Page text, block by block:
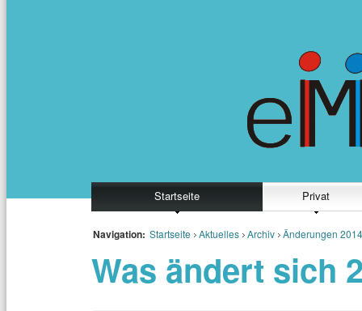
Startseite Privat
Navigation: Startseite Aktuelles Archiv Änderungen 2014
Was ändert sich